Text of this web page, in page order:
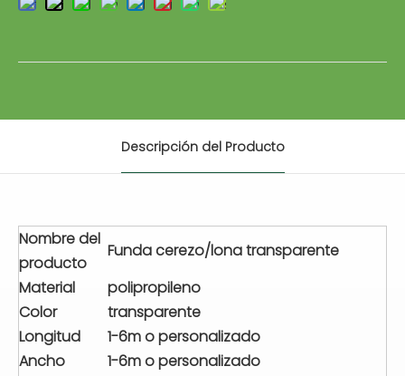
Descripción del Producto
Nombre del
producto
Funda cerezo/lona transparente
Material
polipropileno
Color
transparente
Longitud
1-6m o personalizado
Ancho
1-6m o personalizado